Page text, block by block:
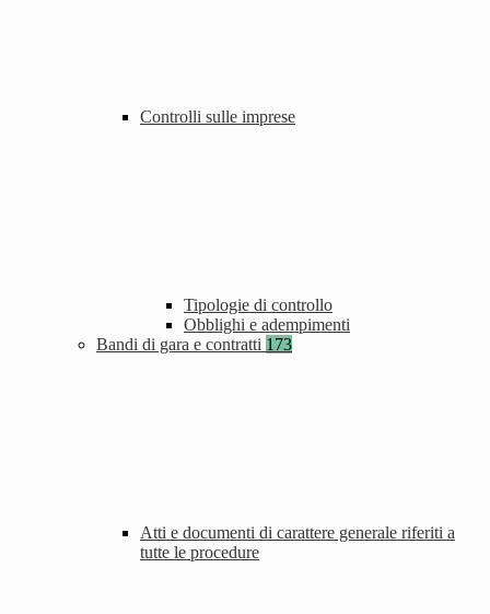
Controlli sulle imprese
Tipologie di controllo
Obblighi e adempimenti
Bandi di gara e contratti 173
Atti e documenti di carattere generale riferiti a
tutte le procedure